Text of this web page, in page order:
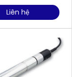
Liên hệ